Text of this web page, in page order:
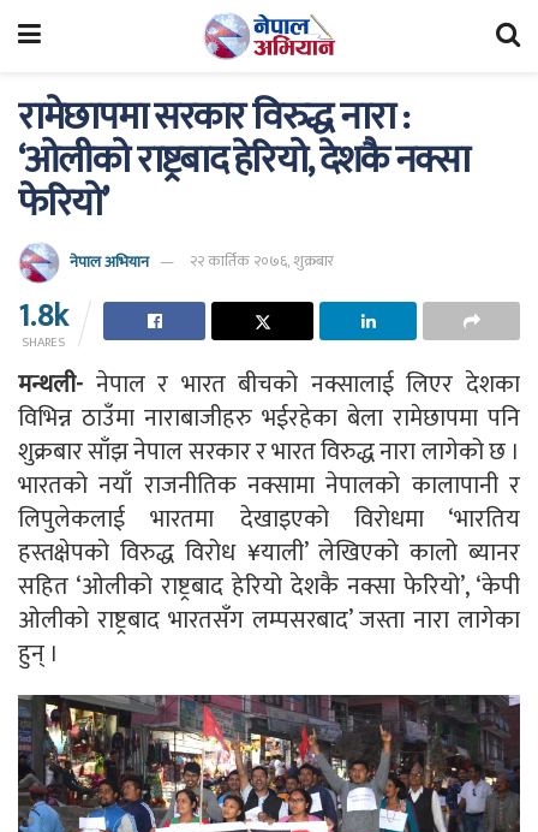
रामेछापमा सरकार विरुद्ध नारा :
‘ओलीको राष्ट्रबाद हेरियो, देशकै नक्सा
फेरियो’
नेपाल अभियान २२ कार्तिक २०७६, शुक्रबार
1.8k
SHARES
मन्थली- नेपाल र भारत बीचको नक्सालाई लिएर देशका
विभिन्न ठाउँमा नाराबाजीहरु भईरहेका बेला रामेछापमा पनि
शुक्रबार साँझ नेपाल सरकार र भारत विरुद्ध नारा लागेको छ ।
भारतको नयाँ राजनीतिक नक्सामा नेपालको कालापानी र
लिपुलेकलाई भारतमा देखाइएको विरोधमा ‘भारतिय
हस्तक्षेपको विरुद्ध विरोध ¥याली’ लेखिएको कालो ब्यानर
सहित ‘ओलीको राष्ट्रबाद हेरियो देशकै नक्सा फेरियो’, ‘केपी
ओलीको राष्ट्रबाद भारतसँग लम्पसरबाद’ जस्ता नारा लागेका
हुन् ।